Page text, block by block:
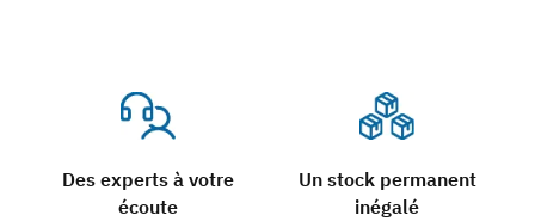
Des experts à votre
écoute
Un stock permanent
inégalé